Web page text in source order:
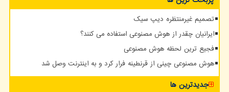
تصمیم غیرمنتظره دیپ سیک
ایرانیان چقدر از هوش مصنوعی استفاده می کنند؟
فجیع ترین لحظه هوش مصنوعی
هوش مصنوعی چینی از قرنطینه فرار کرد و به اینترنت وصل شد
جدیدترین ها